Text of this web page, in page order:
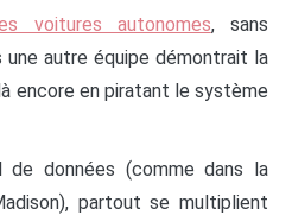
voitures autonomes, sans
autre équipe démontrait la
encore en piratant le système
de données (comme dans la
partout se multiplient